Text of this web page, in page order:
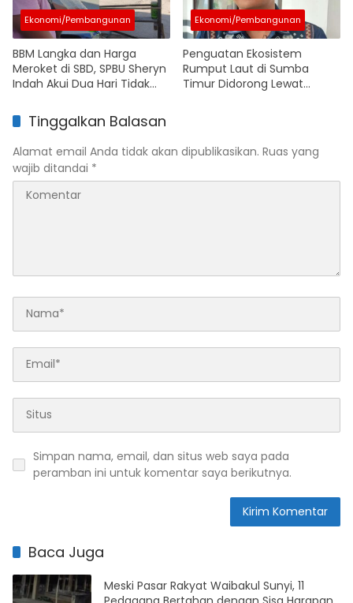
Ekonomi/Pembangunan
BBM Langka dan Harga
Meroket di SBD, SPBU Sheryn
Indah Akui Dua Hari Tidak
Gangguan Alat
Ekonomi/Pembangunan
Penguatan Ekosistem
Rumput Laut di Sumba
Timur Didorong Lewat
Tinggalkan Balasan
Alamat email Anda tidak akan dipublikasikan. Ruas yang
wajib ditandai *
Simpan nama, email, dan situs web saya pada
peramban ini untuk komentar saya berikutnya.
Baca Juga
Meski Pasar Rakyat Waibakul Sunyi, 11